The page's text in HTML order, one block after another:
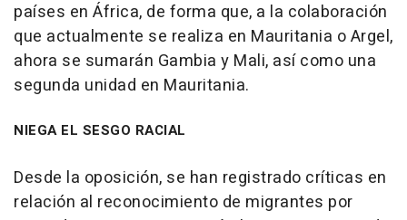
países en África, de forma que, a la colaboración
que actualmente se realiza en Mauritania o Argel,
ahora se sumarán Gambia y Mali, así como una
segunda unidad en Mauritania.
NIEGA EL SESGO RACIAL
Desde la oposición, se han registrado críticas en
relación al reconocimiento de migrantes por